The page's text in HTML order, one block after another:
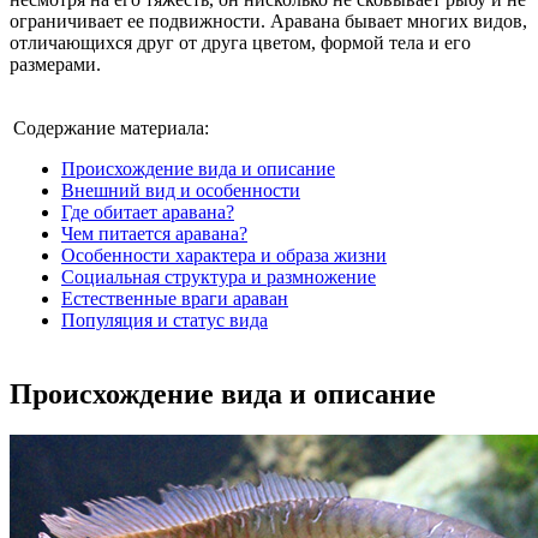
ограничивает ее подвижности. Аравана бывает многих видов,
отличающихся друг от друга цветом, формой тела и его
размерами.
Содержание материала:
Происхождение вида и описание
Внешний вид и особенности
Где обитает аравана?
Чем питается аравана?
Особенности характера и образа жизни
Социальная структура и размножение
Естественные враги араван
Популяция и статус вида
Происхождение вида и описание